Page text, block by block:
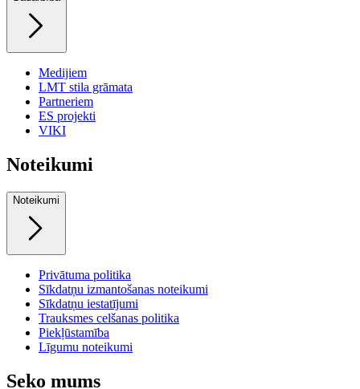
Medijiem
LMT stila grāmata
Partneriem
ES projekti
VIKI
Noteikumi
Noteikumi
Privātuma politika
Sīkdatņu izmantošanas noteikumi
Sīkdatņu iestatījumi
Trauksmes celšanas politika
Piekļūstamība
Līgumu noteikumi
Seko mums